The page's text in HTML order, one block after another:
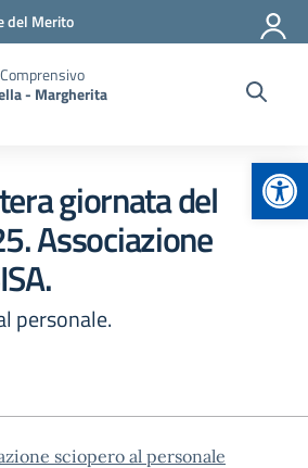
del Merito
- Margherita
giornata del
Associazione
personale.
sciopero al personale